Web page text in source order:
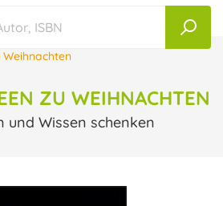
ZU WEIHNACHTEN
und Wissen schenken